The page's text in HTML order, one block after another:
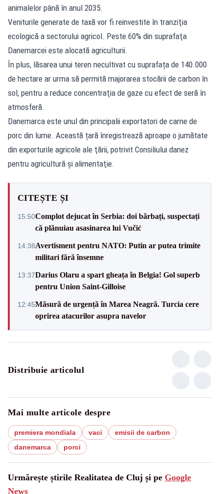
animalelor până în anul 2035.
Veniturile generate de taxă vor fi reinvestite în tranziţia
ecologică a sectorului agricol. Peste 60% din suprafaţa
Danemarcei este alocată agriculturii.
În plus, lăsarea unui teren necultivat cu suprafața de 140.000
de hectare ar urma să permită majorarea stocării de carbon în
sol, pentru a reduce concentraţia de gaze cu efect de seră în
atmosferă.
Danemarca este unul din principalii exportatori de carne de
porc din lume. Această țară înregistrează aproape o jumătate
din exporturile agricole ale ţării, potrivit Consiliului danez
pentru agricultură şi alimentaţie.
CITEȘTE ȘI
15:50Complot dejucat în Serbia: doi bărbați, suspectați
că plănuiau asasinarea lui Vučić
14:38Avertisment pentru NATO: Putin ar putea trimite
militari fără însemne
13:37Darius Olaru a spart gheața în Belgia! Gol superb
pentru Union Saint-Gilloise
12:45Măsură de urgență în Marea Neagră. Turcia cere
oprirea atacurilor asupra navelor
Distribuie articolul
Mai multe articole despre
premiera mondiala vaci
emisii de carbon
danemarca
porci
Urmărește știrile Realitatea de Cluj și pe Google
News